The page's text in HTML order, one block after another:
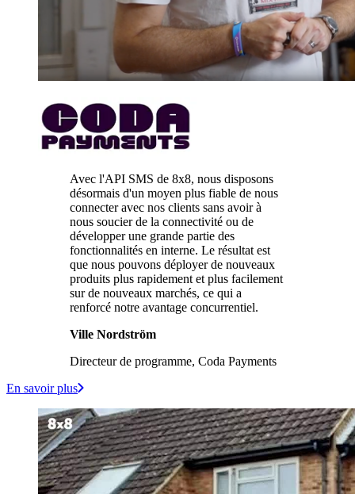
Avec l'API SMS de 8x8, nous disposons
désormais d'un moyen plus fiable de nous
connecter avec nos clients sans avoir à
nous soucier de la connectivité ou de
développer une grande partie des
fonctionnalités en interne. Le résultat est
que nous pouvons déployer de nouveaux
produits plus rapidement et plus facilement
sur de nouveaux marchés, ce qui a
renforcé notre avantage concurrentiel.
Ville Nordström
Directeur de programme, Coda Payments
En savoir plus